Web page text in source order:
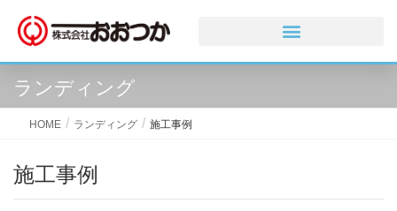
ランディング
HOME ランディング 施工事例
施工事例